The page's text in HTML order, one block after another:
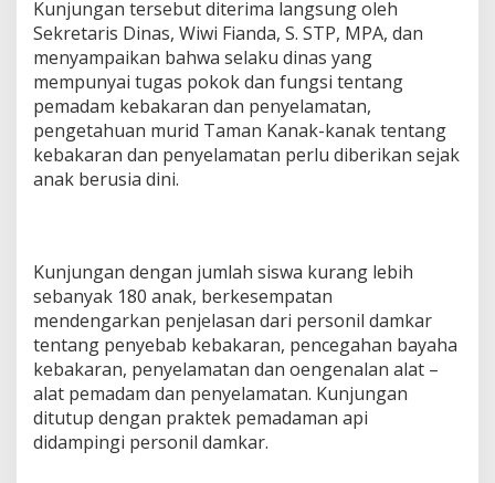
Kunjungan tersebut diterima langsung oleh
Sekretaris Dinas, Wiwi Fianda, S. STP, MPA, dan
menyampaikan bahwa selaku dinas yang
mempunyai tugas pokok dan fungsi tentang
pemadam kebakaran dan penyelamatan,
pengetahuan murid Taman Kanak-kanak tentang
kebakaran dan penyelamatan perlu diberikan sejak
anak berusia dini.
Kunjungan dengan jumlah siswa kurang lebih
sebanyak 180 anak, berkesempatan
mendengarkan penjelasan dari personil damkar
tentang penyebab kebakaran, pencegahan bayaha
kebakaran, penyelamatan dan oengenalan alat –
alat pemadam dan penyelamatan. Kunjungan
ditutup dengan praktek pemadaman api
didampingi personil damkar.